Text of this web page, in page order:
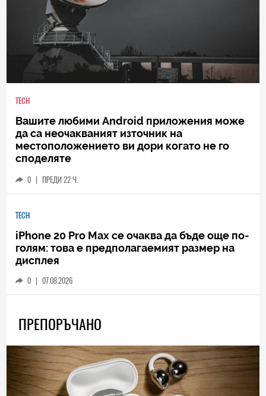
TECH
Вашите любими Android приложения може
да са неочакваният източник на
местоположението ви дори когато не го
споделяте
0 | ПРЕДИ 22 Ч.
TECH
iPhone 20 Pro Max се очаква да бъде още по-
голям: това е предполагаемият размер на
дисплея
0 | 07.08.2026
ПРЕПОРЪЧАНО